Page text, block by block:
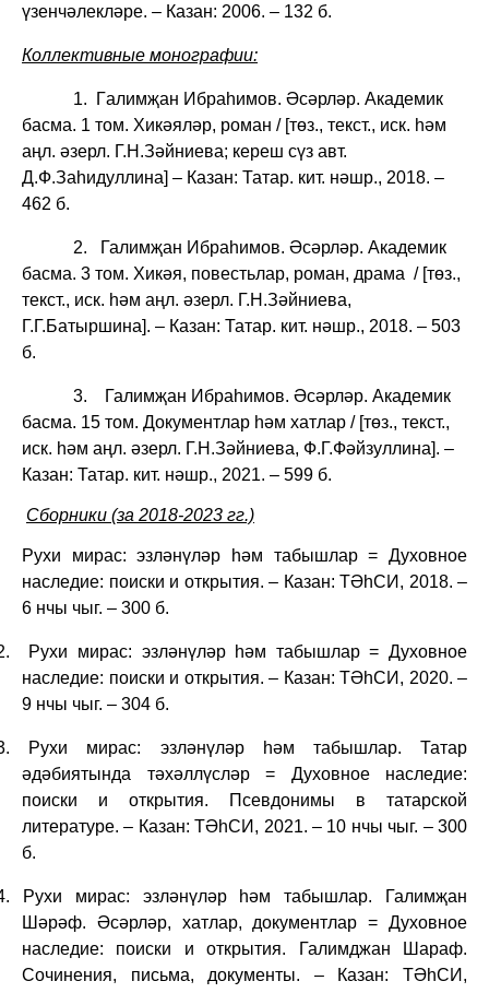
үзенчәлекләре. – Казан: 2006. – 132 б.
Коллективные монографии:
1. Галимҗан Ибраһимов. Әсәрләр. Академик
басма. 1 том. Хикәяләр, роман / [төз., текст., иск. һәм
аңл. әзерл. Г.Н.Зәйниева; кереш сүз авт.
Д.Ф.Заһидуллина] – Казан: Татар. кит. нәшр., 2018. –
462 б.
2.
Галимҗан Ибраһимов. Әсәрләр. Академик
басма. 3 том. Хикәя, повестьлар, роман, драма / [төз.,
текст., иск. һәм аңл. әзерл. Г.Н.Зәйниева,
Г.Г.Батыршина]. – Казан: Татар. кит. нәшр., 2018. – 503
б.
3.
Галимҗан Ибраһимов. Әсәрләр. Академик
басма. 15 том. Документлар һәм хатлар / [төз., текст.,
иск. һәм аңл. әзерл. Г.Н.Зәйниева, Ф.Г.Фәйзуллина]. –
Казан: Татар. кит. нәшр., 2021. – 599 б.
Сборники (за 2018-2023 гг.)
Рухи мирас: эзләнүләр һәм табышлар = Духовное
наследие: поиски и открытия. – Казан: ТӘһСИ, 2018. –
6 нчы чыг. – 300 б.
Рухи мирас: эзләнүләр һәм табышлар = Духовное
наследие: поиски и открытия. – Казан: ТӘһСИ, 2020. –
9 нчы чыг. – 304 б.
Рухи мирас: эзләнүләр һәм табышлар. Татар
әдәбиятында тәхәллүсләр = Духовное наследие:
поиски и открытия. Псевдонимы в татарской
литературе. – Казан: ТӘһСИ, 2021. – 10 нчы чыг. – 300
б.
Рухи мирас: эзләнүләр һәм табышлар. Галимҗан
Шәрәф. Әсәрләр, хатлар, документлар = Духовное
наследие: поиски и открытия. Галимджан Шараф.
Сочинения, письма, документы. – Казан: ТӘһСИ,